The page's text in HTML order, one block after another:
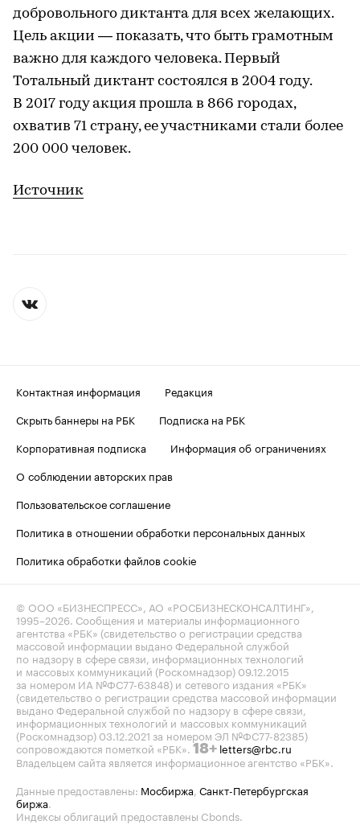
добровольного диктанта для всех желающих.
Цель акции — показать, что быть грамотным
важно для каждого человека. Первый
Тотальный диктант состоялся в 2004 году.
В 2017 году акция прошла в 866 городах,
охватив 71 страну, ее участниками стали более
200 000 человек.
Источник
Контактная информация
Редакция
Скрыть баннеры на РБК
Подписка на РБК
Корпоративная подписка
Информация об ограничениях
О соблюдении авторских прав
Пользовательское соглашение
Политика в отношении обработки персональных данных
Политика обработки файлов cookie
© ООО «БИЗНЕСПРЕСС», АО «РОСБИЗНЕСКОНСАЛТИНГ»,
1995–2026. Сообщения и материалы информационного
агентства «РБК» (свидетельство о регистрации средства
массовой информации выдано Федеральной службой
по надзору в сфере связи, информационных технологий
и массовых коммуникаций (Роскомнадзор) 09.12.2015
за номером ИА №ФС77-63848) и сетевого издания «РБК»
(свидетельство о регистрации средства массовой информации
выдано Федеральной службой по надзору в сфере связи,
информационных технологий и массовых коммуникаций
(Роскомнадзор) 03.12.2021 за номером ЭЛ №ФС77-82385)
сопровождаются пометкой «РБК». 18+ letters@rbc.ru
Владельцем сайта является информационное агентство «РБК».
Данные предоставлены: Мосбиржа, Санкт-Петербургская
биржа.
Индексы облигаций предоставлены Cbonds.